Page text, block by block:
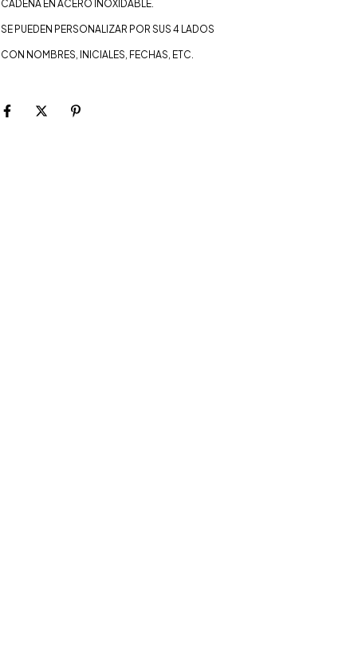
CADENA EN ACERO INOXIDABLE.
SE PUEDEN PERSONALIZAR POR SUS 4 LADOS
CON NOMBRES, INICIALES, FECHAS, ETC.